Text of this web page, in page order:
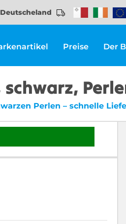
Preise Der
Perlen – schnelle